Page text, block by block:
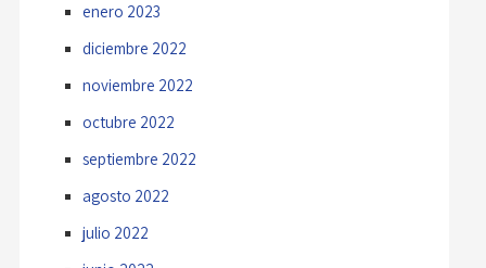
enero 2023
diciembre 2022
noviembre 2022
octubre 2022
septiembre 2022
agosto 2022
julio 2022